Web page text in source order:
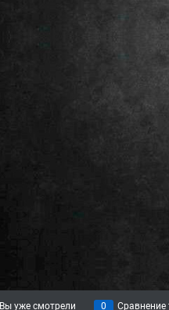
Вы уже смотрели 0 Сравнение